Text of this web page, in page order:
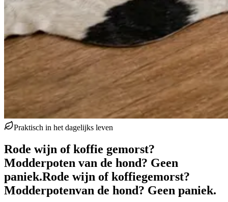
Praktisch in het dagelijks leven
Rode wijn of koffie gemorst?
Modderpoten van de hond? Geen
paniek.Rode wijn of koffiegemorst?
Modderpotenvan de hond? Geen paniek.